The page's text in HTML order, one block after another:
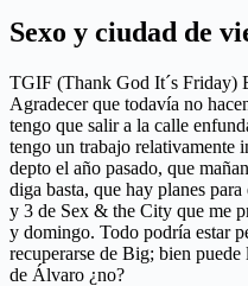
Sexo y ciudad de
TGIF (Thank God It´s Friday)
Agradecer que todavía no
tengo que salir a la calle
tengo un trabajo relativamente
depto el año pasado, que
diga basta, que hay planes
y 3 de Sex & the City que me
y domingo. Todo podría estar
recuperarse de Big; bien
de Álvaro ¿no?